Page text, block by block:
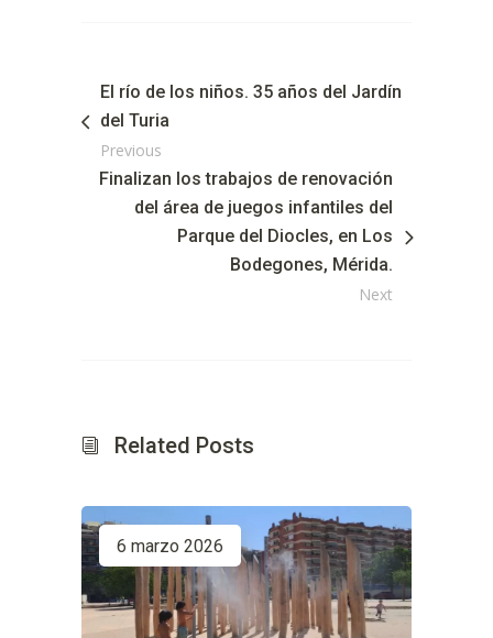
El río de los niños. 35 años del Jardín
del Turia
Previous
Finalizan los trabajos de renovación
del área de juegos infantiles del
Parque del Diocles, en Los
Bodegones, Mérida.
Next
Related Posts
6 marzo 2026